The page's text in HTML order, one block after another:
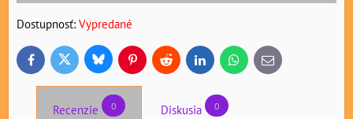
Dostupnosť: Vypredané
FacebookTwitter BlueskyPinterestReddit LinkedInWhatsApp
E-
mail
Recenzie 0 Diskusia 0